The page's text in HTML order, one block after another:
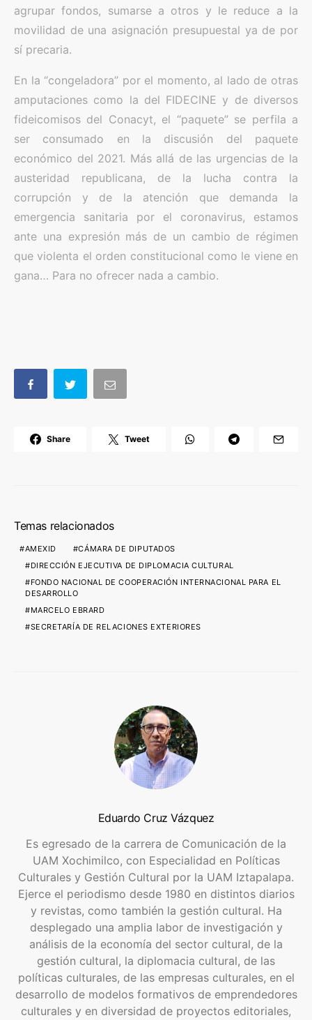
agrupar fondos, sumarse a otros y le reduce a la
movilidad de una asignación presupuestal ya de por
sí precaria.
En la “congeladora” por el momento, al lado de otras
amputaciones como la del FIDECINE y de diversos
fideicomisos del Conacyt, el “paquete” se perfila a
ser consumado en la discusión del paquete
económico del 2021. Más allá de las urgencias de la
austeridad republicana, de la lucha contra la
corrupción y de la atención que demanda la
emergencia sanitaria por el coronavirus, estamos
ante una expresión más de un cambio de régimen
que violenta el orden constitucional como le viene en
gana… Para no ofrecer nada a cambio.
Share Tweet
Temas relacionados
AMEXID
CÁMARA DE DIPUTADOS
DIRECCIÓN EJECUTIVA DE DIPLOMACIA CULTURAL
FONDO NACIONAL DE COOPERACIÓN INTERNACIONAL PARA EL
DESARROLLO
MARCELO EBRARD
SECRETARÍA DE RELACIONES EXTERIORES
Eduardo Cruz Vázquez
Es egresado de la carrera de Comunicación de la
UAM Xochimilco, con Especialidad en Políticas
Culturales y Gestión Cultural por la UAM Iztapalapa.
Ejerce el periodismo desde 1980 en distintos diarios
y revistas, como también la gestión cultural. Ha
desplegado una amplia labor de investigación y
análisis de la economía del sector cultural, de la
gestión cultural, la diplomacia cultural, de las
políticas culturales, de las empresas culturales, en el
desarrollo de modelos formativos de emprendedores
culturales y en diversidad de proyectos editoriales,